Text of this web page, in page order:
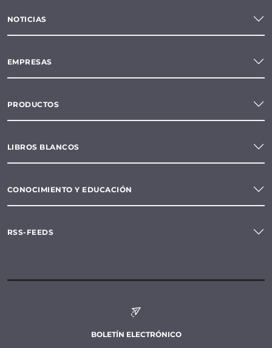
NOTICIAS
EMPRESAS
PRODUCTOS
LIBROS BLANCOS
CONOCIMIENTO Y EDUCACIÓN
RSS-FEEDS
BOLETÍN ELECTRÓNICO